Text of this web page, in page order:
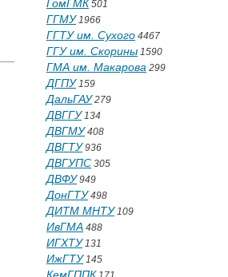
ГомГМК 501
ГГМУ1966
ГГТУ им. Сухого 4467
ГГУ им. Скорины 1590
ГМА им. Макарова 299
ДГПУ159
ДальГАУ279
ДВГГУ134
ДВГМУ408
ДВГТУ936
ДВГУПС 305
ДВФУ949
ДонГТУ498
ДИТМ МНТУ109
ИвГМА 488
ИГХТУ131
ИжГТУ145